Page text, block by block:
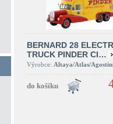
BERNARD 28
TRUCK PINDER CI…
Výrobce: Altaya/Atlas/